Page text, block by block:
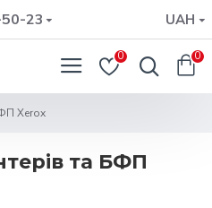
23 UAH
0 0
Xerox
та БФП